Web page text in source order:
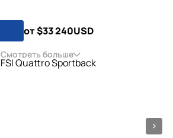
от $33 240USD
Смотреть больше